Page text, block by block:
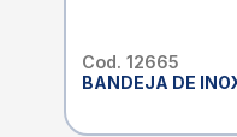
Cod. 12665
BANDEJA DE